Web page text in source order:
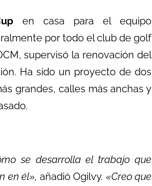
en casa para el equipo
por todo el club de golf
supervisó la renovación del
Ha sido un proyecto de dos
grandes, calles más anchas y
se desarrolla el trabajo que
en él», añadió Ogilvy. «Creo que